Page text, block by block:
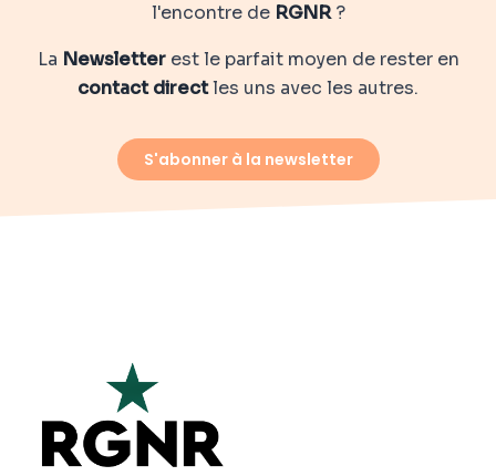
l'encontre de RGNR?
La Newsletterest le parfait moyen de rester en
contact directles uns avec les autres.
S'abonner à la newsletter